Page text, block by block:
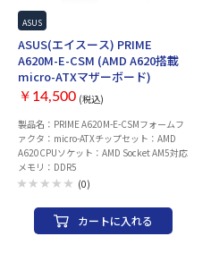
・USB2.0 Aポート ×4 フロント(内部コネ
クタ) ・USB Type-C コネクタ ×1 ・
USB3.0 ヘッダー ×1 ・USB2.0 ヘッダー
×2 映像出力(CPUグラフィック内蔵の場
合) ・DisplayPort ×1 ・HDMI ×1 オーデ
ィオ：Realtek 7.1 サラウンドHDオーディ
オコーデック LED：Aura Sync 付属品 ・ユ
ド ・SATAケーブル ×2 ・WIFIアンテナ
×1 メーカー名：ASUS(エイスース)
※CPUによって拡張スロット動作モード/
メモリ仕様など異なる場合がございます。
詳細につきましてはメーカーサポートペー
ど、組み合わせによってはBIOS/UEFIアッ
プデートが必要になる場合がございます。
ASUS
ASUS(エイスース) PRIME
A620M-E-CSM (AMD A620搭載
micro-ATXマザーボード)
￥14,500 (税込)
製品名：PRIME A620M-E-CSMフォームフ
ァクタ：micro-ATXチップセット：AMD
A620CPUソケット：AMD Socket AM5対応
メモリ：DDR5
(0)
カートに入れる